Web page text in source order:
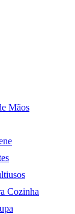
Mãos
Cozinha